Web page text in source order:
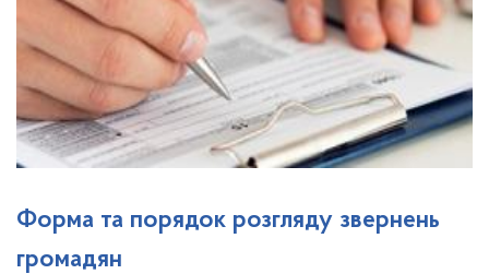
Форма та порядок розгляду звернень
громадян